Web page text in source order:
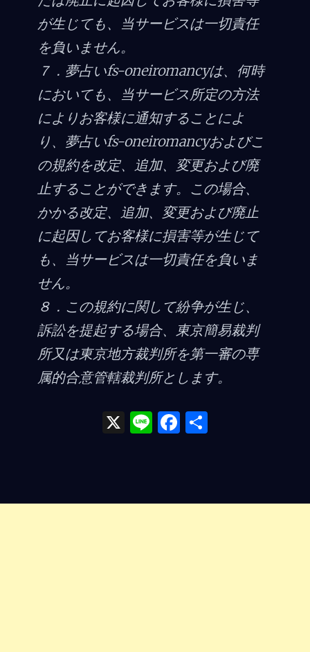
が生じても、当サービスは一切責任
を負いません。
７．夢占いfs-oneiromancyは、何時
においても、当サービス所定の方法
によりお客様に通知することによ
り、夢占いfs-oneiromancyおよびこ
の規約を改定、追加、変更および廃
止することができます。この場合、
かかる改定、追加、変更および廃止
に起因してお客様に損害等が生じて
も、当サービスは一切責任を負いま
せん。
８．この規約に関して紛争が生じ、
訴訟を提起する場合、東京簡易裁判
所又は東京地方裁判所を第一審の専
属的合意管轄裁判所とします。
X Li F
o